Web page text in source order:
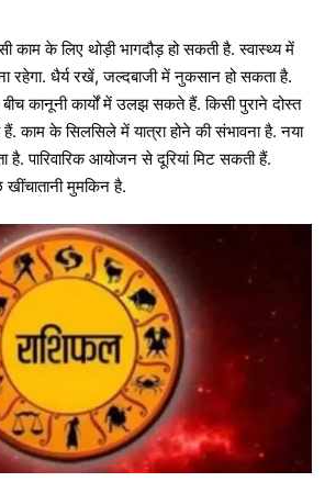
काम के लिए थोड़ी भागदौड़ हो सकती है. स्वास्थ्य में
रहेगा. धैर्य रखें, जल्दबाजी में नुकसान हो सकता है.
बीच कानूनी कार्यों में उलझ सकते हैं. किसी पुराने दोस्त
काम के सिलसिले में यात्रा होने की संभावना है. नया
पारिवारिक आयोजन से दूरियां मिट सकती हैं.
मुमकिन है.